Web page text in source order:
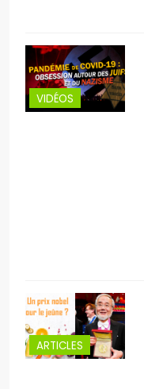
VIDÉOS
ARTICLES